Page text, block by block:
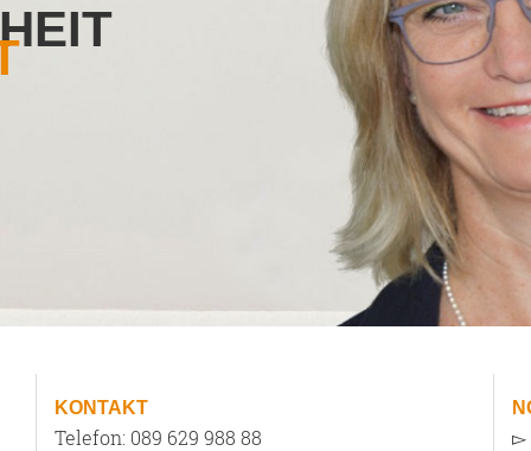
KONTAKT
Telefon: 089 629 988 88
▻